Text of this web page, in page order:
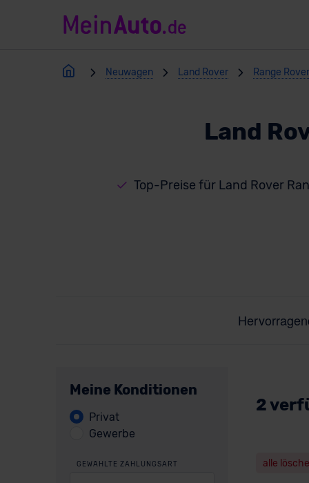
Neuwagen Land Rover Range
Land
Top-Preise für Land Rover
Meine Konditionen
Privat
Gewerbe
GEWÄHLTE ZAHLUNGSART
2
alle